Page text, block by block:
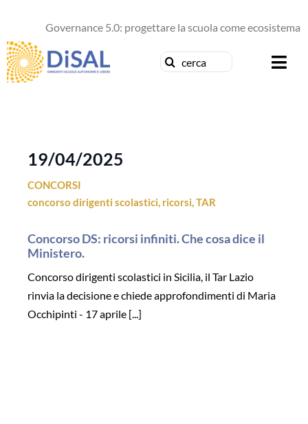
contenuto
Governance 5.0: progettare la scuola come ecosistema
Cerca
Formazione
Contattaci
19/04/2025
CONCORSI
concorso dirigenti scolastici, ricorsi,TAR
Concorso DS: ricorsi infiniti. Che cosa dice il
Ministero.
Concorso dirigenti scolastici in Sicilia, il Tar Lazio
rinvia la decisione e chiede approfondimenti di Maria
Occhipinti - 17 aprile [...]